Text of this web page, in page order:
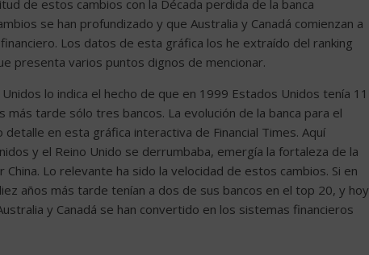
de estos cambios con la Década perdida de la banca
se han profundizado y que Australia y Canadá comienzan a
Los datos de esta gráfica los he extraído del ranking
presenta varios puntos dignos de mencionar.
lo indica el hecho de que en 1999 Estados Unidos tenía 11
tarde sólo tres bancos. La evolución de la banca para el
en esta gráfica interactiva de Financial Times. Aquí
y el Reino Unido se derrumbaba, emergía la fortaleza de la
Lo relevante ha sido la velocidad de estos cambios. Si en
años más tarde tenían a dos de sus bancos en el top 20, y hoy
y Canadá se han convertido en los sistemas financieros